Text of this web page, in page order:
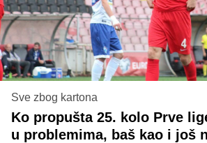
Sve zbog kartona
Ko propušta 25. kolo Prve
u problemima, baš kao i još